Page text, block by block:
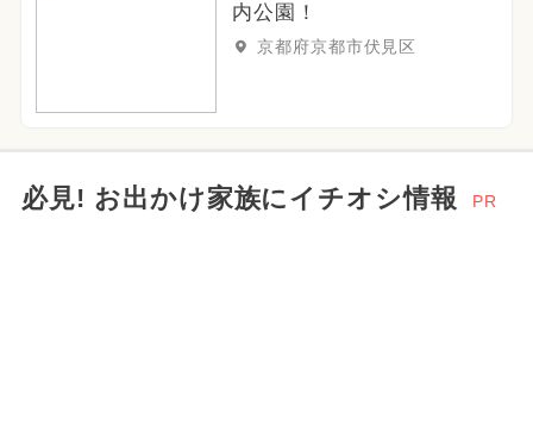
2025年2月のイベント
2025年7月のイベント
内公園！
京都府京都市伏見区
必見! お出かけ家族にイチオシ情報 PR